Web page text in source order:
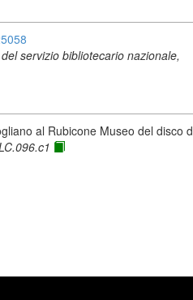
servizio bibliotecario nazionale,
al Rubicone Museo del disco